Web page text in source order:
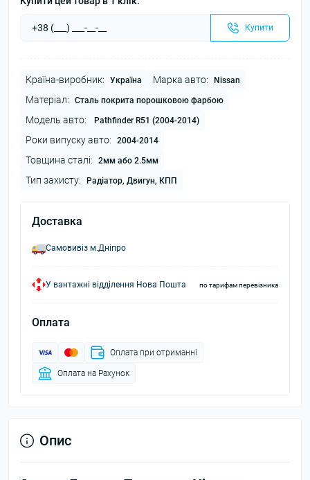
Купити
Країна-виробник: Україна Марка авто: Nissan
Матеріал: Сталь покрита порошковою фарбою
Модель авто: Pathfinder R51 (2004-2014)
Роки випуску авто: 2004-2014
Товщина сталі: 2мм або 2.5мм
Тип захисту: Радіатор, Двигун, КПП
Доставка
Самовивіз м.Дніпро
У вантажні відділення Нова Пошта по тарифам перевізника
Оплата
Оплата при отриманні
Оплата на Рахунок
Опис